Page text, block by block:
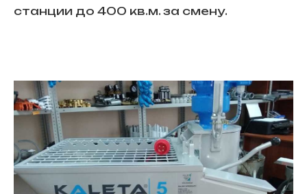
станции до 400 кв.м. за смену.